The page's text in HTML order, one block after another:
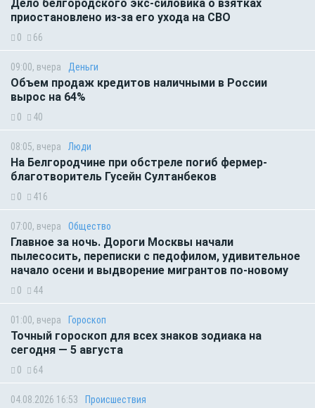
Дело белгородского экс-силовика о взятках
приостановлено из-за его ухода на СВО
0 66
09:00, вчера Деньги
Объем продаж кредитов наличными в России
вырос на 64%
0 40
08:05, вчера Люди
На Белгородчине при обстреле погиб фермер-
благотворитель Гусейн Султанбеков
0 416
07:00, вчера Общество
Главное за ночь. Дороги Москвы начали
пылесосить, переписки с педофилом, удивительное
начало осени и выдворение мигрантов по-новому
0 44
01:00, вчера Гороскоп
Точный гороскоп для всех знаков зодиака на
сегодня — 5 августа
0 64
04.08.2026 16:53 Происшествия